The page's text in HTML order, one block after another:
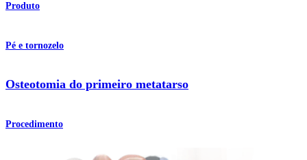
Produto
Pé e tornozelo
Osteotomia do primeiro metatarso
Procedimento